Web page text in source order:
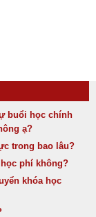
buổi học chính
ạ?
trong bao lâu?
phí không?
khóa học